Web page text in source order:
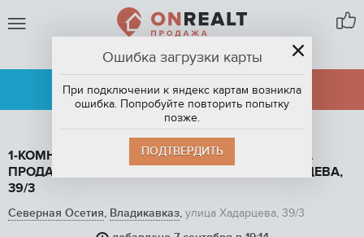
ВЛАДИКАВКАЗ
АРЕНДА
ПРОДАЖА
1-КОМНАТНАЯ КВАРТИРА, 42 М2, ЭТАЖ 5 / 5, НА
ПРОДАЖУ ВО ВЛАДИКАВКАЗЕ, УЛИЦА ХАДАРЦЕВА,
39/3
Северная Осетия, Владикавказ, улица Хадарцева, 39/3
Ошибка загрузки карты
При подключении к яндекс картам возникла
ошибка. Попробуйте повторить попытку
позже.
ПОДТВЕРДИТЬ